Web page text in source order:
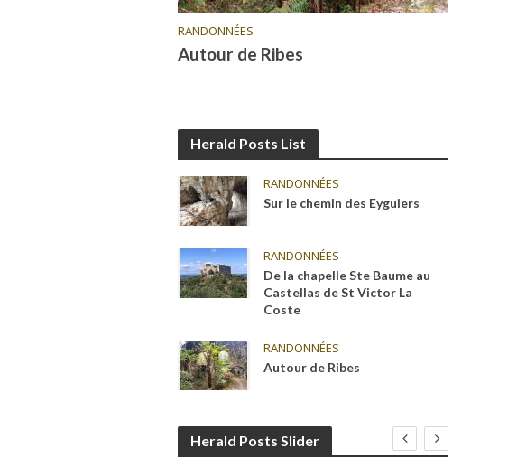
RANDONNÉES
Autour de Ribes
Herald Posts List
RANDONNÉES
Sur le chemin des Eyguiers
RANDONNÉES
De la chapelle Ste Baume au
Castellas de St Victor La
Coste
RANDONNÉES
Autour de Ribes
Herald Posts Slider